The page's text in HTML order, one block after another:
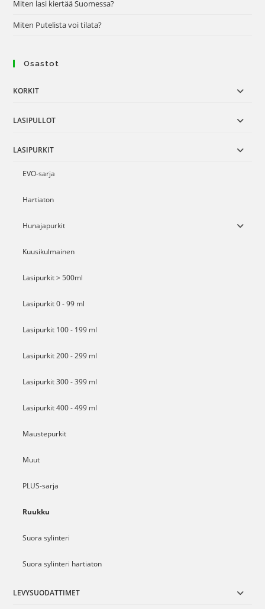
Miten lasi kiertää Suomessa?
Miten Putelista voi tilata?
Osastot
KORKIT
LASIPULLOT
LASIPURKIT
EVO-sarja
Hartiaton
Hunajapurkit
Kuusikulmainen
Lasipurkit > 500ml
Lasipurkit 0 - 99 ml
Lasipurkit 100 - 199 ml
Lasipurkit 200 - 299 ml
Lasipurkit 300 - 399 ml
Lasipurkit 400 - 499 ml
Maustepurkit
Muut
PLUS-sarja
Ruukku
Suora sylinteri
Suora sylinteri hartiaton
LEVYSUODATTIMET